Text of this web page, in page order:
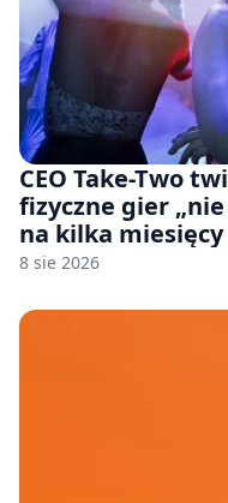
CEO Take-Two
fizyczne gier
na kilka
8 sie 2026